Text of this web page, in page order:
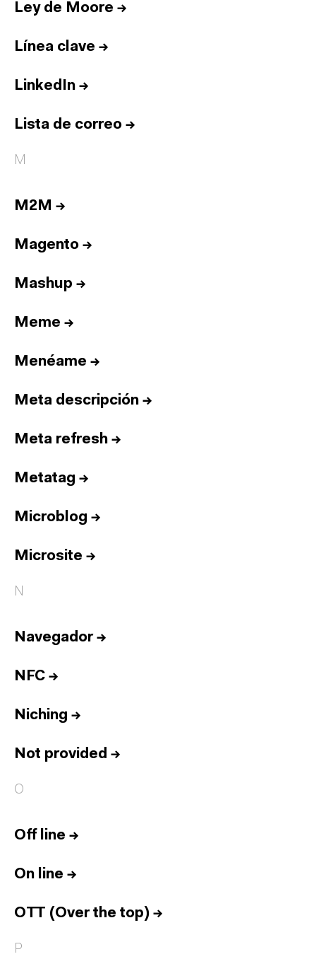
Ley de Moore →
Línea clave →
LinkedIn →
Lista de correo →
M
M2M →
Magento →
Mashup →
Meme →
Menéame →
Meta descripción →
Meta refresh →
Metatag →
Microblog →
Microsite →
N
Navegador→
NFC →
Niching →
Not provided →
O
Off line →
On line →
OTT (Over the top) →
P